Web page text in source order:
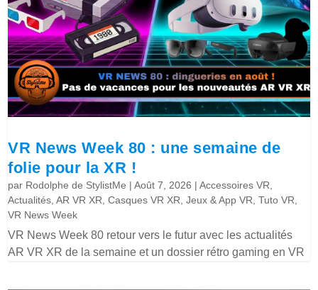
VR News Week 80 : une semaine de
folie pour la XR !
par Rodolphe de StylistMe |Août 7, 2026 |Accessoires VR
Actualités ,AR VR XR ,Casques VR XR ,Jeux & App VR ,Tuto VR
VR News Week
VR News Week 80 retour vers le futur avec les actualités
AR VR XR de la semaine et un dossier rétro gaming en VR